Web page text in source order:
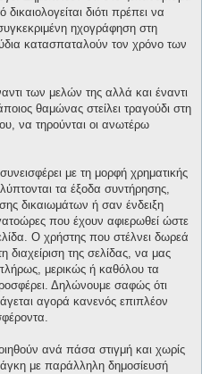
διότι πρέπει να
ηχογράφηση στη
κατασπαταλούν τον χρόνο των
των μελών της αλλά και έναντι
θαμώνας στείλει τραγούδι στη
να τηρούνται οι ανωτέρω
με τη μορφή χρηματικής
τα έξοδα συντήρησης,
δικαιωμάτων ή σαν ένδειξη
που έχουν αφιερωθεί ώστε
Ο χρήστης που στέλνει δωρεά
διαχείριση της σελίδας, να μας
μερικώς ή καθόλου τα
Δηλώνουμε σαφώς ότι
αγορά κανενός επιπλέον
ανά πάσα στιγμή και χωρίς
με παράλληλη δημοσίευσή